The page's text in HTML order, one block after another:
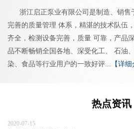
浙江启正泵业有限公司是制造、销售
完善的质量管理 体系，精湛的技术队伍
齐全，检测设备完善，质量 可靠，产品
品不断畅销全国各地、深受化工、 石油
染、食品等行业用户的一致好评... 【详细
热点资讯
2020-07-15